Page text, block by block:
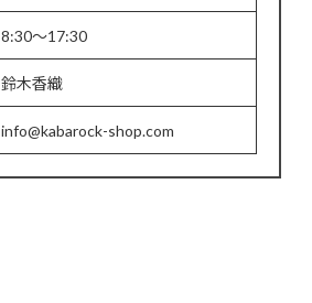
8:30～17:30
鈴木香織
info@kabarock-shop.com